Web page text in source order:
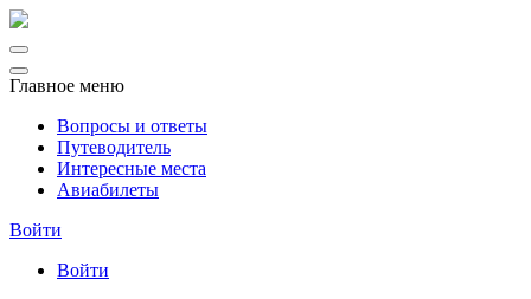
Главное меню
Вопросы и ответы
Путеводитель
Интересные места
Авиабилеты
Войти
Войти